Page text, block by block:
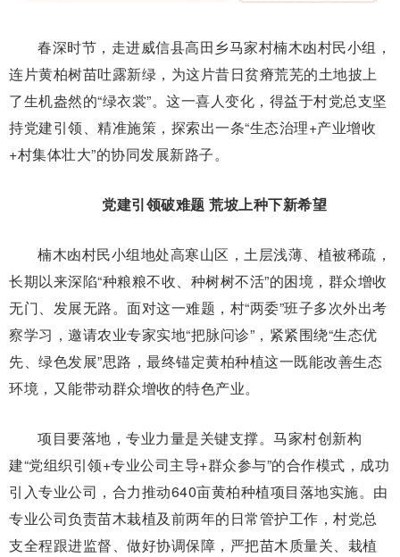
春深时节，走进威信县高田乡马家村楠木凼村民小组，
连片黄柏树苗吐露新绿，为这片昔日贫瘠荒芜的土地披上
了生机盎然的“绿衣裳”。这一喜人变化，得益于村党总支坚
持党建引领、精准施策，探索出一条“生态治理+产业增收
+村集体壮大”的协同发展新路子。
党建引领破难题 荒坡上种下新希望
楠木凼村民小组地处高寒山区，土层浅薄、植被稀疏，
长期以来深陷“种粮粮不收、种树树不活”的困境，群众增收
无门、发展无路。面对这一难题，村“两委”班子多次外出考
察学习，邀请农业专家实地“把脉问诊”，紧紧围绕“生态优
先、绿色发展”思路，最终锚定黄柏种植这一既能改善生态
环境，又能带动群众增收的特色产业。
项目要落地，专业力量是关键支撑。马家村创新构
建“党组织引领+专业公司主导+群众参与”的合作模式，成功
引入专业公司，合力推动640亩黄柏种植项目落地实施。由
专业公司负责苗木栽植及前两年的日常管护工作，村党总
支全程跟进监督、做好协调保障，严把苗木质量关、栽植